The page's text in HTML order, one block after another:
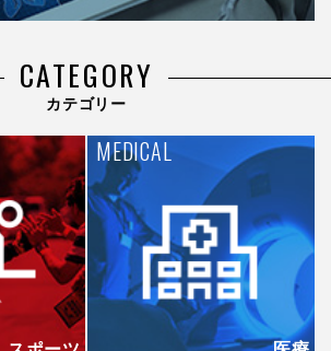
CATEGORY
カテゴリー
MEDICAL